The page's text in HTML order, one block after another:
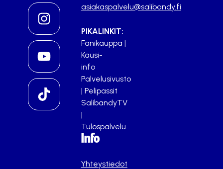
asiakaspalvelu@salibandy.fi
PIKALINKIT:
Fanikauppa |
Kausi-
info
Palvelusivusto
| Pelipassit
SalibandyTV
|
Tulospalvelu
Info
Yhteystiedot